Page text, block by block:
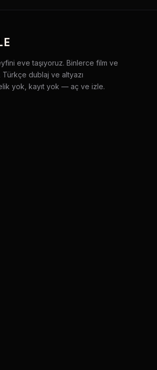
eve taşıyoruz. Binlerce film ve
dublaj ve altyazı
yok, kayıt yok — aç ve izle.